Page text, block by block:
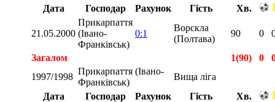
Дата
Господар Рахунок Гість Хв.
21.05.2000
Прикарпаття
(Івано-
Франківськ)
0:1
Ворскла
(Полтава)
90 0
Загалом 1(90) 0
1997/1998
Прикарпаття (Івано-
Франківськ)
Вища ліга
Дата
Господар Рахунок Гість Хв.